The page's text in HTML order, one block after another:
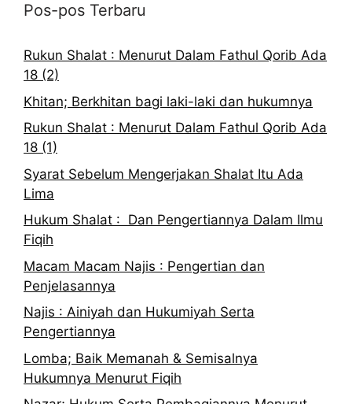
Pos-pos Terbaru
Rukun Shalat : Menurut Dalam Fathul Qorib Ada
18 (2)
Khitan; Berkhitan bagi laki-laki dan hukumnya
Rukun Shalat : Menurut Dalam Fathul Qorib Ada
18 (1)
Syarat Sebelum Mengerjakan Shalat Itu Ada
Lima
Hukum Shalat : Dan Pengertiannya Dalam Ilmu
Fiqih
Macam Macam Najis : Pengertian dan
Penjelasannya
Najis : Ainiyah dan Hukumiyah Serta
Pengertiannya
Lomba; Baik Memanah & Semisalnya
Hukumnya Menurut Fiqih